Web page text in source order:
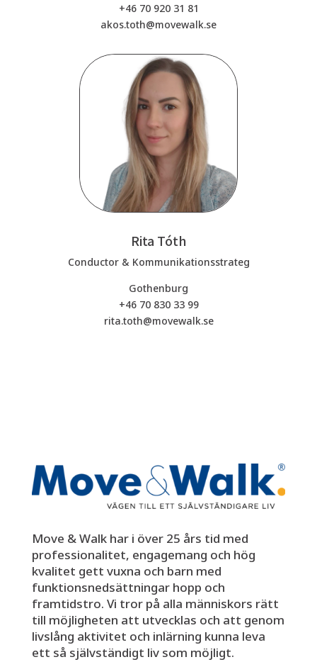
+46 70 920 31 81
akos.toth@movewalk.se
Rita Tóth
Conductor & Kommunikationsstrateg
Gothenburg
+46 70 830 33 99
rita.toth@movewalk.se
Move & Walk har i över 25 års tid med
professionalitet, engagemang och hög
kvalitet gett vuxna och barn med
funktionsnedsättningar hopp och
framtidstro. Vi tror på alla människors rätt
till möjligheten att utvecklas och att genom
livslång aktivitet och inlärning kunna leva
ett så självständigt liv som möjligt.